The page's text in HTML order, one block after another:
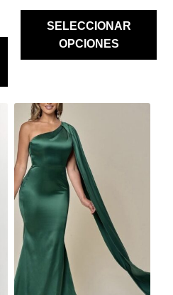
SELECCIONAR
OPCIONES
ESTE
PRODUCTO
TIENE
MÚLTIPLES
VARIANTES.
LAS
OPCIONES
SE
PUEDEN
ELEGIR